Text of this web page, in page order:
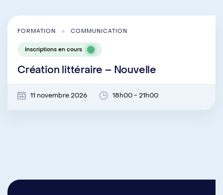
FORMATION COMMUNICATION
Inscriptions en cours
Création littéraire – Nouvelle
11 novembre 2026 18h00 - 21h00